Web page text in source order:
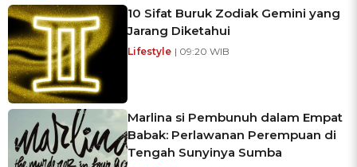
10 Sifat Buruk Zodiak Gemini yang
Jarang Diketahui
Lifestyle | 09:20 WIB
Marlina si Pembunuh dalam Empat
Babak: Perlawanan Perempuan di
Tengah Sunyinya Sumba